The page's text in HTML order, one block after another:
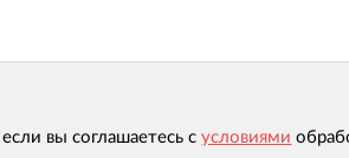
вы соглашаетесь с условиями